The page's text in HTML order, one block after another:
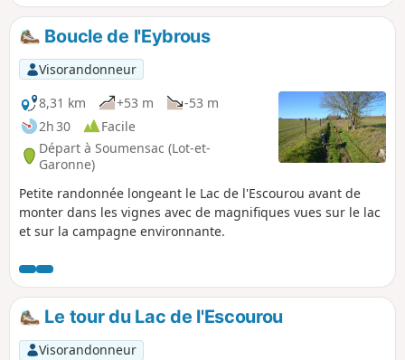
Boucle de l'Eybrous
Visorandonneur
8,31 km
+53 m
-53 m
2h 30
Facile
Départ à Soumensac (Lot-et-
Garonne)
Petite randonnée longeant le Lac de l'Escourou avant de
monter dans les vignes avec de magnifiques vues sur le lac
et sur la campagne environnante.
Le tour du Lac de l'Escourou
Visorandonneur